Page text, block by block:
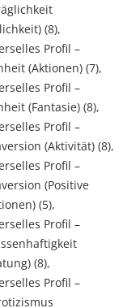
(8),
Profil –
(Aktionen) (7),
Profil –
(Fantasie) (8),
Profil –
(Aktivität) (8),
Profil –
(Positive
(5),
Profil –
(8),
Profil –